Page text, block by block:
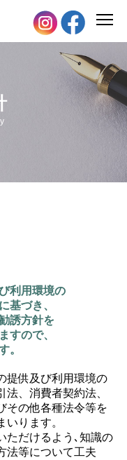
利用環境の
基づき、
誘方針を
すので、
。
提供及び利用環境の
、消費者契約法、
その他各種法令等を
ります。
ただけるよう､知識の
法等について工夫